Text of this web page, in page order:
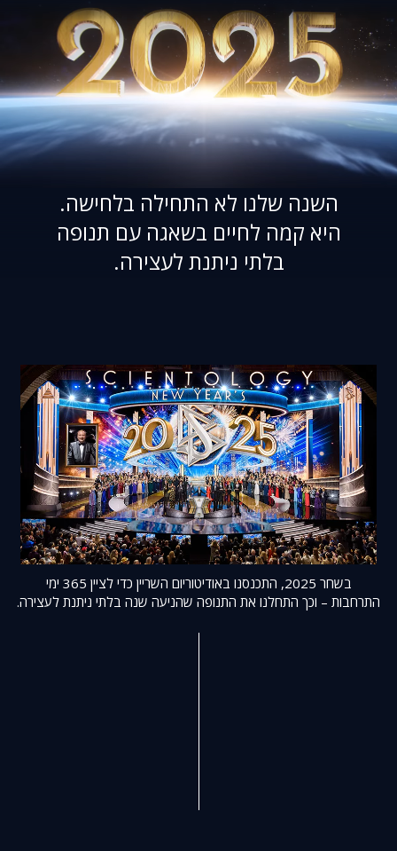
השנה שלנו לא התחילה בלחישה.
היא קמה לחיים בשאגה עם תנופה
בלתי ניתנת לעצירה.
בשחר 2025, התכנסנו באודיטוריום השריין כדי לציין 365 ימי
התרחבות – וכך התחלנו את התנופה שהניעה שנה בלתי ניתנת לעצירה.